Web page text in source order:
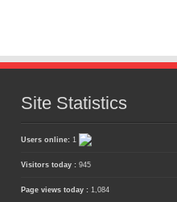
Site Statistics
Users online: 1
Visitors today : 945
Page views today : 1,084